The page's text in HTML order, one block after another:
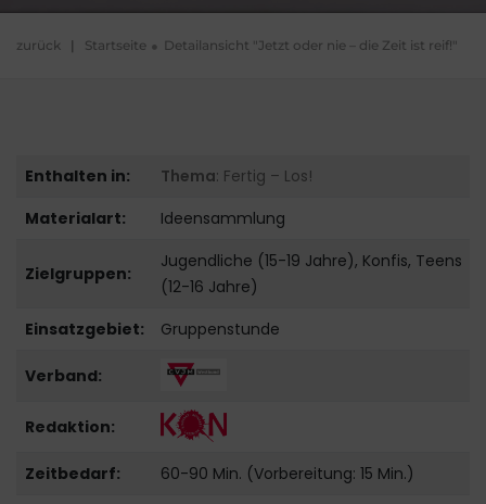
zurück | Startseite Detailansicht "Jetzt oder nie – die Zeit ist reif!"
Enthalten in: Thema: Fertig – Los!
Materialart:
Ideensammlung
Zielgruppen:
Jugendliche (15-19 Jahre), Konfis, Teens
(12-16 Jahre)
Einsatzgebiet:
Gruppenstunde
Verband:
Redaktion:
Zeitbedarf: 60-90 Min. (Vorbereitung: 15 Min.)